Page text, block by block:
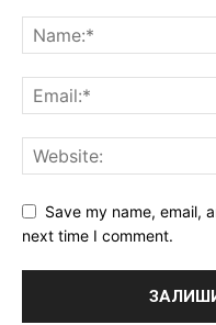
Save my name, email,
next time I comment.